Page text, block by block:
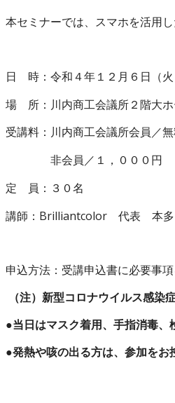
本セミナーでは、スマホを活用
日 時：令和４年１２月６日（
場 所：川内商工会議所２階大
受講料：川内商工会議所会員／
非会員／１，０００円
定 員：３０名
講師：Brilliantcolor 代表 本
申込方法：受講申込書に必要事
（注）新型コロナウイルス感染
●当日はマスク着用、手指消毒、
●発熱や咳の出る方は、参加をお